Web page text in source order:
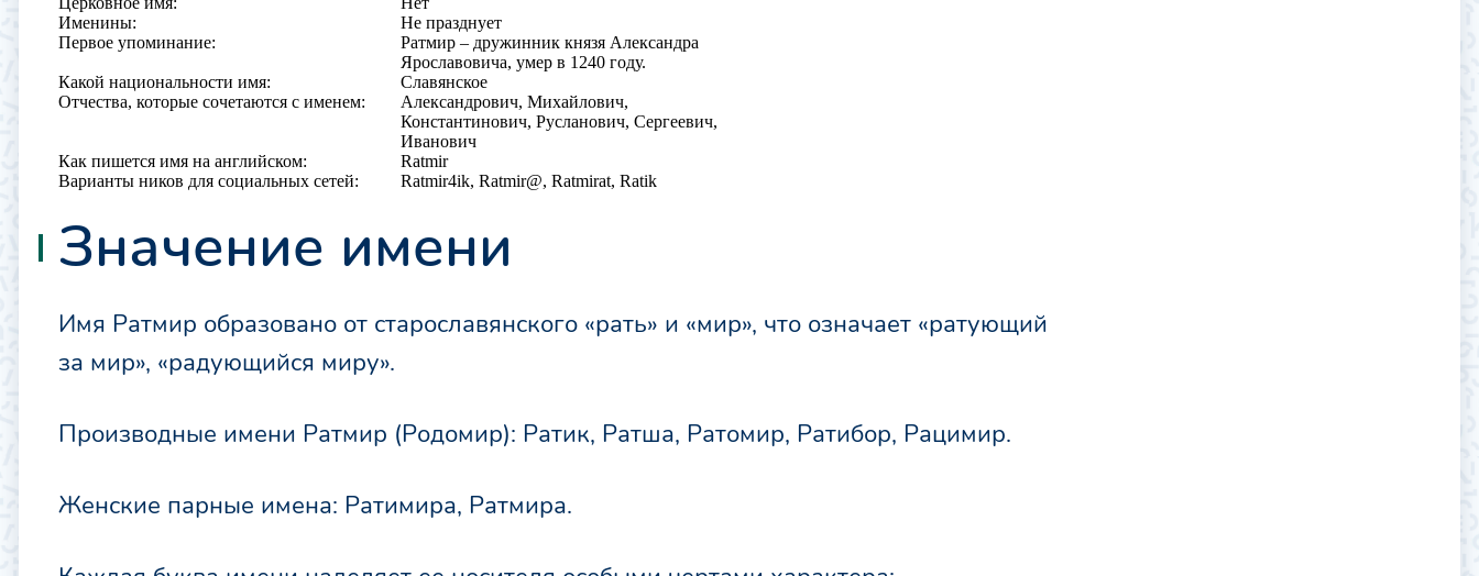
Именины:
Не празднует
Первое упоминание:
Ратмир – дружинник князя Александра
Ярославовича, умер в 1240 году.
Какой национальности имя:
Славянское
Отчества, которые сочетаются с именем:
Александрович, Михайлович,
Константинович, Русланович, Сергеевич,
Иванович
Как пишется имя на английском:
Ratmir
Варианты ников для социальных сетей:
Ratmir4ik, Ratmir@, Ratmirat, Ratik
Значение имени
Имя Ратмир образовано от старославянского «рать» и «мир», что означает «ратующий
за мир», «радующийся миру».
Производные имени Ратмир (Родомир): Ратик, Ратша, Ратомир, Ратибор, Рацимир.
Женские парные имена: Ратимира, Ратмира.